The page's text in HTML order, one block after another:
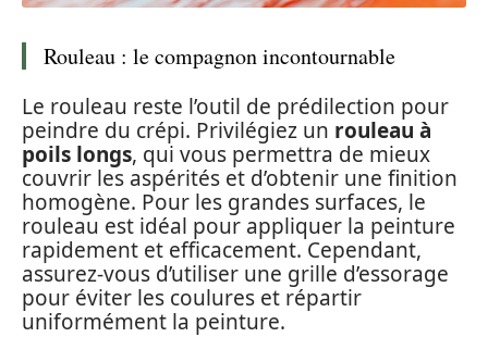
Rouleau : le compagnon incontournable
Le rouleau reste l’outil de prédilection pour
peindre du crépi. Privilégiez un rouleau à
poils longs, qui vous permettra de mieux
couvrir les aspérités et d’obtenir une finition
homogène. Pour les grandes surfaces, le
rouleau est idéal pour appliquer la peinture
rapidement et efficacement. Cependant,
assurez-vous d’utiliser une grille d’essorage
pour éviter les coulures et répartir
uniformément la peinture.